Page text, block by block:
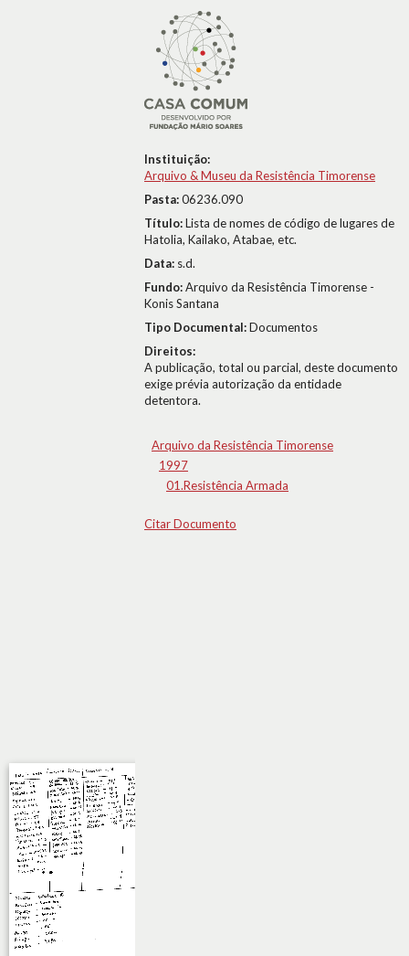
Instituição:
Arquivo & Museu da Resistência Timorense
Pasta:06236.090
Título:Lista de nomes de código de lugares de
Hatolia, Kailako, Atabae, etc.
Data: s.d.
Fundo:Arquivo da Resistência Timorense -
Konis Santana
Tipo Documental:Documentos
Direitos:
A publicação, total ou parcial, deste documento
exige prévia autorização da entidade
detentora.
Arquivo da Resistência Timorense
1997
01.Resistência Armada
Citar Documento